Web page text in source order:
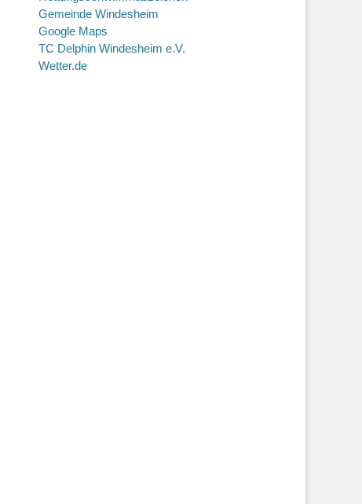
Gemeinde Windesheim
Google Maps
TC Delphin Windesheim e.V.
Wetter.de